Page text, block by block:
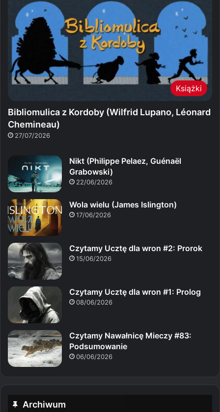
Książki
Bibliomulica z Kordoby (Wilfrid Lupano, Léonard
Chemineau)
27/07/2026
Nikt (Philippe Pelaez, Guénaël
Grabowski)
22/06/2026
Wola wielu (James Islington)
17/06/2026
Czytamy Ucztę dla wron #2: Prorok
15/06/2026
Czytamy Ucztę dla wron #1: Prolog
08/06/2026
Czytamy Nawałnicę Mieczy #83:
Podsumowanie
06/06/2026
Archiwum